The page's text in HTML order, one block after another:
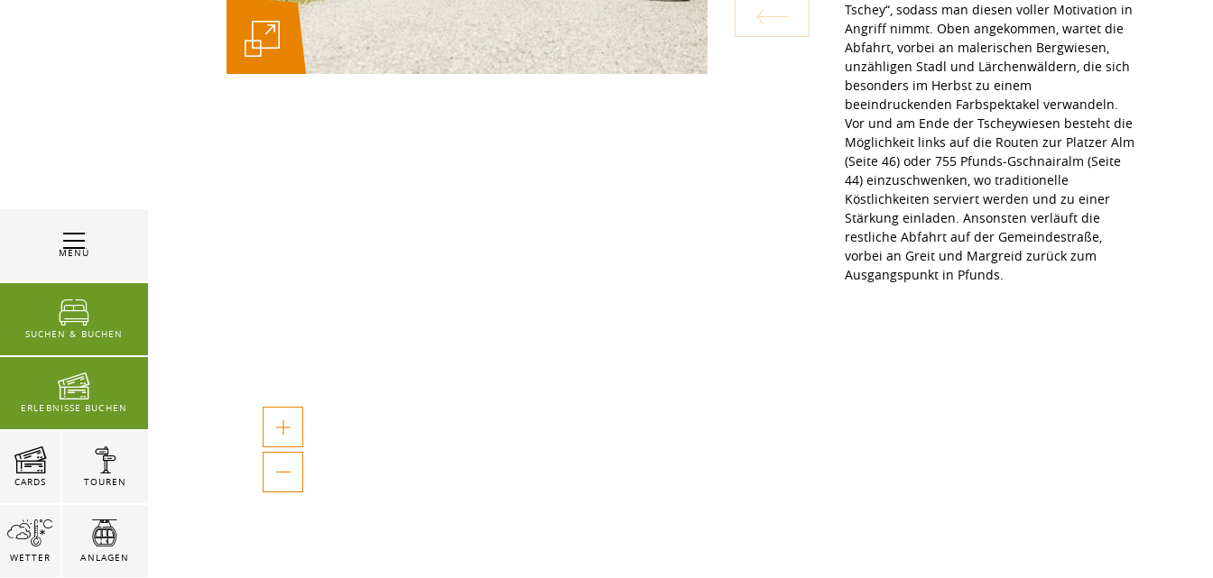
MENÜ
SUCHEN & BUCHEN
ERLEBNISSE BUCHEN
CARDS TOUREN
WETTER ANLAGEN
Tschey“, sodass man diesen voller Motivation in
Angriff nimmt. Oben angekommen, wartet die
Abfahrt, vorbei an malerischen Bergwiesen,
unzähligen Stadl und Lärchenwäldern, die sich
besonders im Herbst zu einem
beeindruckenden Farbspektakel verwandeln.
Vor und am Ende der Tscheywiesen besteht die
Möglichkeit links auf die Routen zur Platzer Alm
(Seite 46) oder 755 Pfunds-Gschnairalm (Seite
44) einzuschwenken, wo traditionelle
Köstlichkeiten serviert werden und zu einer
Stärkung einladen. Ansonsten verläuft die
restliche Abfahrt auf der Gemeindestraße,
vorbei an Greit und Margreid zurück zum
Ausgangspunkt in Pfunds.